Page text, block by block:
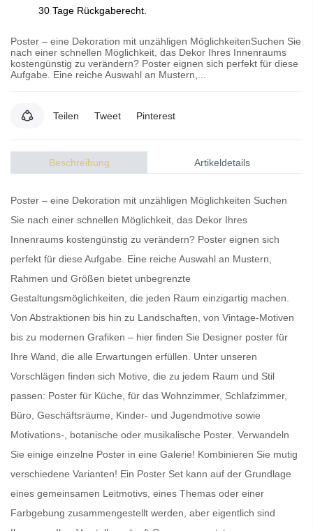
30 Tage Rückgaberecht.
Poster – eine Dekoration mit unzähligen MöglichkeitenSuchen Sie
nach einer schnellen Möglichkeit, das Dekor Ihres Innenraums
kostengünstig zu verändern? Poster eignen sich perfekt für diese
Aufgabe. Eine reiche Auswahl an Mustern,...
Teilen Tweet Pinterest
Beschreibung Artikeldetails
Poster – eine Dekoration mit unzähligen Möglichkeiten Suchen
Sie nach einer schnellen Möglichkeit, das Dekor Ihres
Innenraums kostengünstig zu verändern? Poster eignen sich
perfekt für diese Aufgabe. Eine reiche Auswahl an Mustern,
Rahmen und Größen bietet unbegrenzte
Gestaltungsmöglichkeiten, die jeden Raum einzigartig machen.
Von Abstraktionen bis hin zu Landschaften, von Vintage-Motiven
bis zu modernen Grafiken – hier finden Sie Designer poster für
Ihre Wand, die alle Erwartungen erfüllen. Unter unseren
Vorschlägen finden sich Motive, die zu jedem Raum und Stil
passen: Poster für Küche, für das Wohnzimmer, Schlafzimmer,
Büro, Geschäftsräume, Kinder- und Jugendmotive sowie
Motivations-, botanische oder musikalische Poster. Verwandeln
Sie einige einzelne Poster in eine Galerie! Kombinieren Sie mutig
verschiedene Varianten! Ein Poster Set kann auf der Grundlage
eines gemeinsamen Leitmotivs, eines Themas oder einer
Farbgebung zusammengestellt werden, aber eigentlich sind